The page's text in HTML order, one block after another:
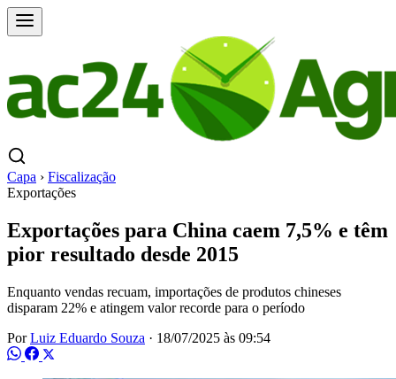
Capa › Fiscalização
Exportações
Exportações para China caem 7,5% e têm
pior resultado desde 2015
Enquanto vendas recuam, importações de produtos chineses
disparam 22% e atingem valor recorde para o período
PorLuiz Eduardo Souza · 18/07/2025 às 09:54